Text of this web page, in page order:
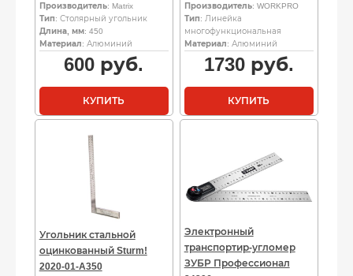
Производитель: Matrix
Тип: Столярный угольник
Длина, мм: 450
Материал: Алюминий
600 руб.
КУПИТЬ
Производитель: WORKPRO
Тип: Линейка
многофункциональная
Материал: Алюминий
1730руб.
КУПИТЬ
Угольник стальной
оцинкованный Sturm!
2020-01-A350
Электронный
транспортир-угломер
ЗУБР Профессионал